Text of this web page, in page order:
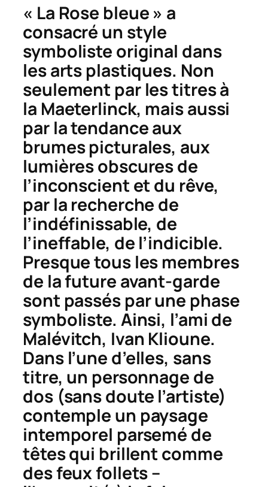
« La Rose bleue » a
consacré un style
symboliste original dans
les arts plastiques. Non
seulement par les titres à
la Maeterlinck, mais aussi
par la tendance aux
brumes picturales, aux
lumières obscures de
l’inconscient et du rêve,
par la recherche de
l’indéfinissable, de
l’ineffable, de l’indicible.
Presque tous les membres
de la future avant-garde
sont passés par une phase
symboliste. Ainsi, l’ami de
Malévitch, Ivan Klioune.
Dans l’une d’elles, sans
titre, un personnage de
dos (sans doute l’artiste)
contemple un paysage
intemporel parsemé de
têtes qui brillent comme
des feux follets –